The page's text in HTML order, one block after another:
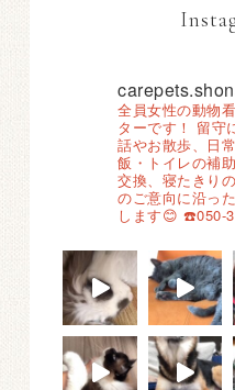
全員女性の動物
ターです！ 留守
話やお散歩、日
飯・トイレの補
交換、寝たきり
のご意向に沿っ
します😊 ☎️050-